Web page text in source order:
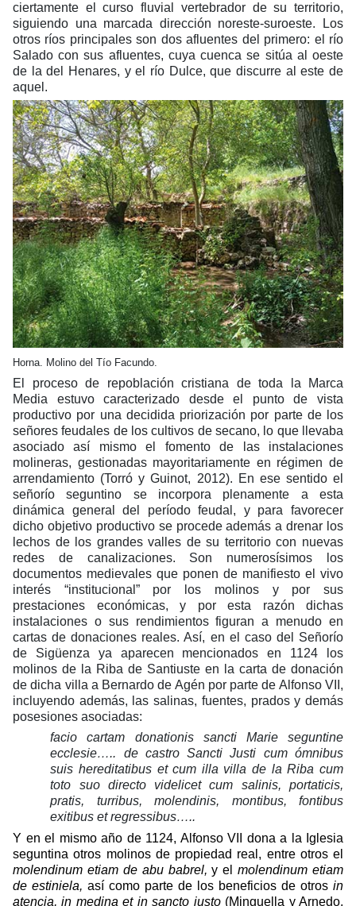
ciertamente el curso fluvial vertebrador de su territorio,
siguiendo una marcada dirección noreste-suroeste. Los
otros ríos principales son dos afluentes del primero: el río
Salado con sus afluentes, cuya cuenca se sitúa al oeste
de la del Henares, y el río Dulce, que discurre al este de
aquel.
Horna. Molino del Tío Facundo.
El proceso de repoblación cristiana de toda la Marca
Media estuvo caracterizado desde el punto de vista
productivo por una decidida priorización por parte de los
señores feudales de los cultivos de secano, lo que llevaba
asociado así mismo el fomento de las instalaciones
molineras, gestionadas mayoritariamente en régimen de
arrendamiento (Torró y Guinot, 2012). En ese sentido el
señorío seguntino se incorpora plenamente a esta
dinámica general del período feudal, y para favorecer
dicho objetivo productivo se procede además a drenar los
lechos de los grandes valles de su territorio con nuevas
redes de canalizaciones. Son numerosísimos los
documentos medievales que ponen de manifiesto el vivo
interés “institucional” por los molinos y por sus
prestaciones económicas, y por esta razón dichas
instalaciones o sus rendimientos figuran a menudo en
cartas de donaciones reales. Así, en el caso del Señorío
de Sigüenza ya aparecen mencionados en 1124 los
molinos de la Riba de Santiuste en la carta de donación
de dicha villa a Bernardo de Agén por parte de Alfonso VII,
incluyendo además, las salinas, fuentes, prados y demás
posesiones asociadas:
facio cartam donationis sancti Marie seguntine
ecclesie….. de castro Sancti Justi cum ómnibus
suis hereditatibus et cum illa villa de la Riba cum
toto suo directo videlicet cum salinis, portaticis,
pratis, turribus, molendinis, montibus, fontibus
exitibus et regressibus…..
Y en el mismo año de 1124, Alfonso VII dona a la Iglesia
seguntina otros molinos de propiedad real, entre otros el
molendinum etiam de abu babrel, y elmolendinum etiam
de estiniela, así como parte de los beneficios de otros in
atencia, in medina et in sancto justo(Minguella y Arnedo,